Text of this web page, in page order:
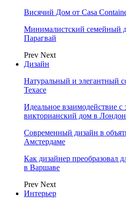
Висячий Дом от Casa
Минималистский семейный
Парагвай
Prev Next
Дизайн
Натуральный и элегантный
Техасе
Идеальное взаимодействие
викторианский дом в
Современный дизайн в
Амстердаме
Как дизайнер преобразовал
в Варшаве
Prev Next
Интерьер